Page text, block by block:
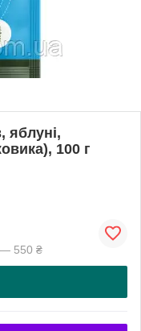
яблуні,
100 г
— 550 ₴